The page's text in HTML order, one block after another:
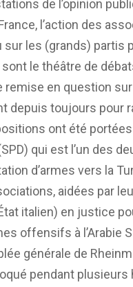
de l’opinion
l’action des
sur les (grands) partis
le théâtre de
remise en question
depuis toujours pour
ont été
qui est l’un des
d’armes vers la
aidées par
italien) en justice
offensifs à l’Arabie
générale de
pendant plusieurs